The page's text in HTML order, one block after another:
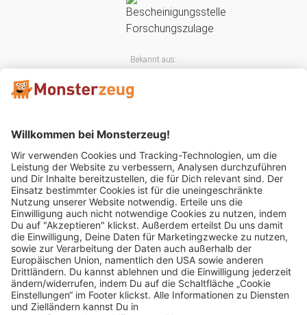
Bekannt aus:
Mitglied im: